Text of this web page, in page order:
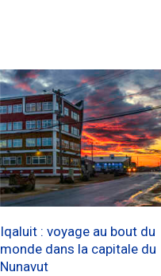
Iqaluit : voyage au bout du
monde dans la capitale du
Nunavut